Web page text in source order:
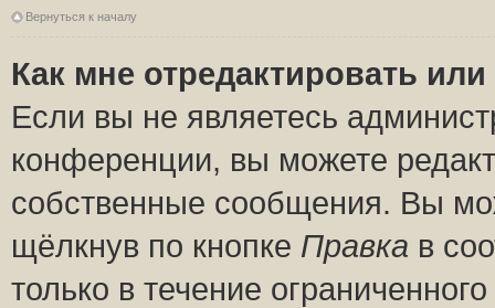
Вернуться к началу
Как мне отредактировать
Если вы не являетесь
конференции, вы можете
собственные сообщения. Вы
щёлкнув по кнопке Правка в
только в течение